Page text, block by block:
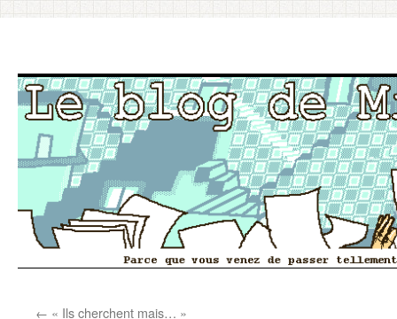
← « Ils cherchent mais… »